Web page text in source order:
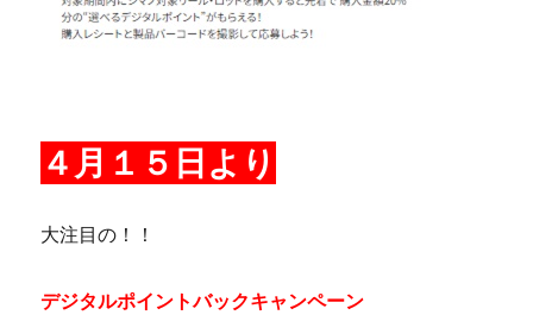
４月１５日より
大注目の！！
デジタルポイントバックキャンペーン